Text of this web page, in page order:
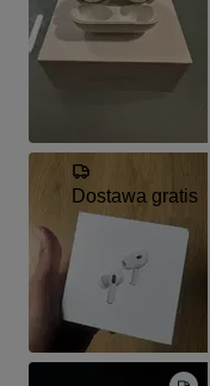
Dostawa gratis